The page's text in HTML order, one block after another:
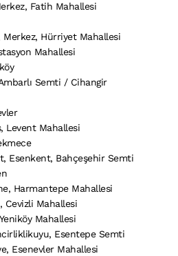
Fatih Mahallesi
Merkez, Hürriyet Mahallesi
Mahallesi
Semti / Cihangir
Levent Mahallesi
Esenkent, Bahçeşehir Semti
Harmantepe Mahallesi
Cevizli Mahallesi
Mahallesi
Esentepe Semti
Esenevler Mahallesi